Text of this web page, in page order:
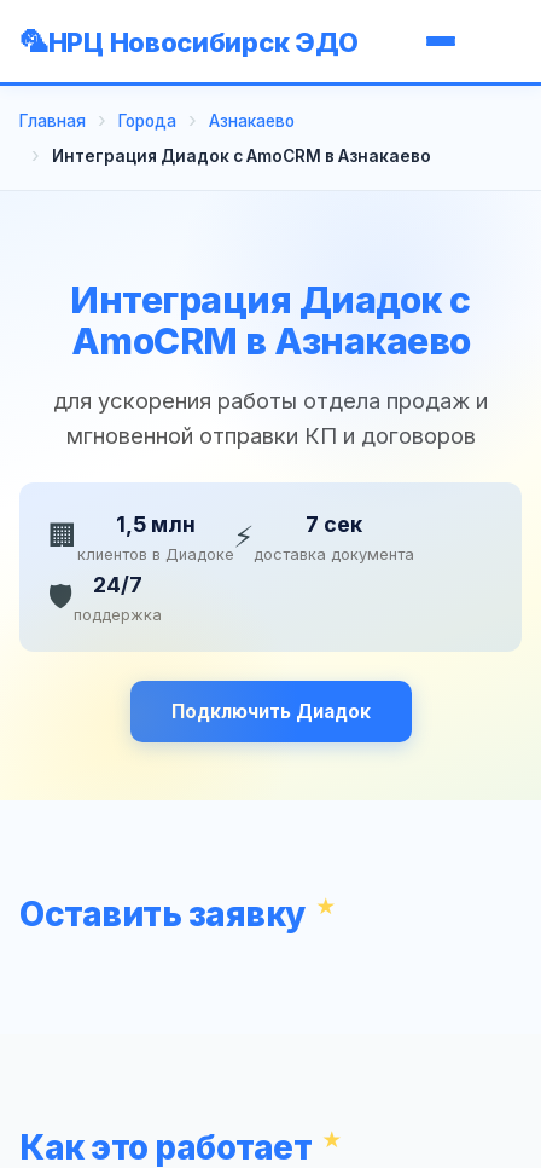
НРЦ Новосибирск ЭДО
Главная Города
Азнакаево
Интеграция Диадок с AmoCRM в Азнакаево
Интеграция Диадок с
AmoCRM в Азнакаево
для ускорения работы отдела продаж и
мгновенной отправки КП и договоров
🏢 1,5 млн
клиентов в Диадоке⚡ 7 сек
доставка документа
🛡️ 24/7
поддержка
Подключить Диадок
Оставить заявку
Как это работает